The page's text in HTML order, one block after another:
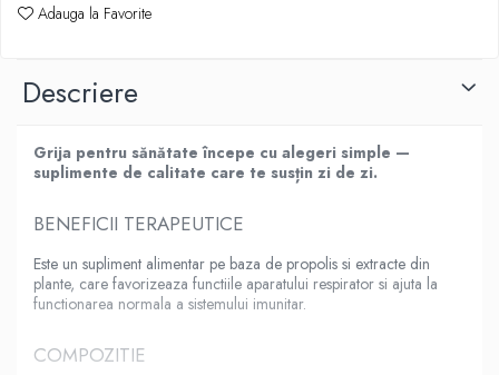
Adauga la Favorite
Descriere
Grija pentru sănătate începe cu alegeri simple —
suplimente de calitate care te susțin zi de zi.
BENEFICII TERAPEUTICE
Este un supliment alimentar pe baza de propolis si extracte din
plante, care favorizeaza functiile aparatului respirator si ajuta la
functionarea normala a sistemului imunitar.
COMPOZITIE